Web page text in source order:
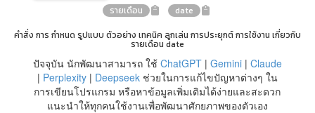
รายเดือน
date
คำสั่ง การ กำหนด รูปแบบ ตัวอย่าง เทคนิค ลูกเล่น การประยุกต์ การใช้งาน เกี่ยวกับ
รายเดือน date
ปัจจุบัน นักพัฒนาสามารถ ใช้ ChatGPT| Gemini| Claude
| Perplexity| Deepseekช่วยในการแก้ไขปัญหาต่างๆ ใน
การเขียนโปรแกรม หรือหาข้อมูลเพิ่มเติมได้ง่ายและสะดวก
แนะนำให้ทุกคนใช้งานเพื่อพัฒนาศักยภาพของตัวเอง